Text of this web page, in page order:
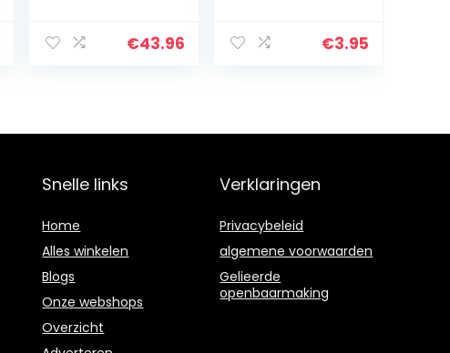
stemsleutel€43.96 €3.95
Snelle links
Home
Alles winkelen
Blogs
Onze webshops
Overzicht
Verklaringen
Privacybeleid
algemene voorwaarden
Gelieerde
openbaarmaking